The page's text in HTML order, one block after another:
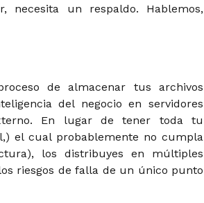
necesita un respaldo. Hablemos,
de almacenar tus archivos
del negocio en servidores
En lugar de tener toda tu
el cual probablemente no cumpla
los distribuyes en múltiples
riesgos de falla de un único punto